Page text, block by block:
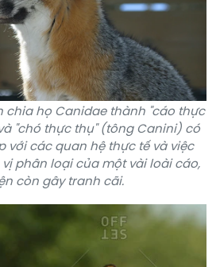
chia họ Canidae thành "cáo thực
"chó thực thụ" (tông Canini) có
với các quan hệ thực tế và việc
phân loại của một vài loài cáo,
còn gây tranh cãi.